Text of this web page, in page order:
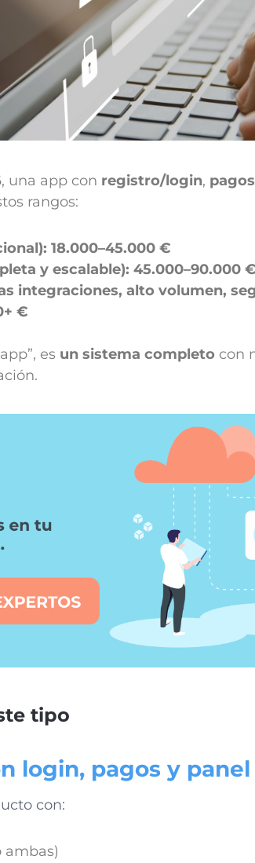
una app con registro/login, pagos
rangos:
18.000–45.000 €
y escalable): 45.000–90.000 €
integraciones, alto volumen,
€
es un sistema completo con
tipo
login, pagos y
con:
ambas)